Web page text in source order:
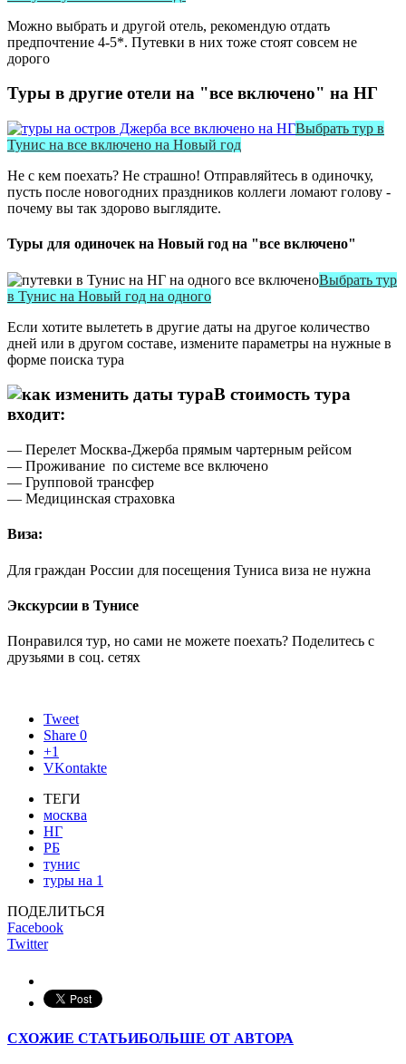
Можно выбрать и другой отель, рекомендую отдать
предпочтение 4-5*. Путевки в них тоже стоят совсем не
дорого
Туры в другие отели на "все включено" на НГ
Выбрать тур в
Тунис на все включено на Новый год
Не с кем поехать? Не страшно! Отправляйтесь в одиночку,
пусть после новогодних праздников коллеги ломают голову -
почему вы так здорово выглядите.
Туры для одиночек на Новый год на "все включено"
Выбрать тур
в Тунис на Новый год на одного
Если хотите вылететь в другие даты на другое количество
дней или в другом составе, измените параметры на нужные в
форме поиска тура
В стоимость тура
входит:
— Перелет Москва-Джерба прямым чартерным рейсом
— Проживание по системе все включено
— Групповой трансфер
— Медицинская страховка
Виза:
Для граждан России для посещения Туниса виза не нужна
Экскурсии в Тунисе
Понравился тур, но сами не можете поехать? Поделитесь с
друзьями в соц. сетях
Tweet
Share 0
+1
VKontakte
ТЕГИ
москва
НГ
РБ
тунис
туры на 1
ПОДЕЛИТЬСЯ
Facebook
Twitter
СХОЖИЕ СТАТЬИБОЛЬШЕ ОТ АВТОРА